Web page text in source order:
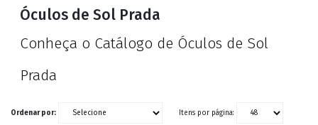
Óculos de Sol Prada
Conheça o Catálogo de Óculos de Sol
Prada
Ordenar por: Itens por página: